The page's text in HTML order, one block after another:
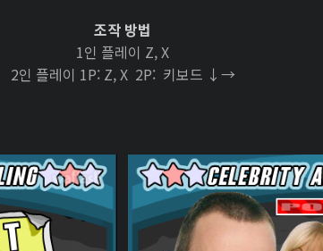
조작 방법
1인 플레이 Z, X
2인 플레이 1P: Z, X 2P: 키보드 ↓→